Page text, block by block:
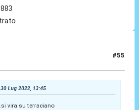
#55
Lug 2022, 13:45
vira su terraciano